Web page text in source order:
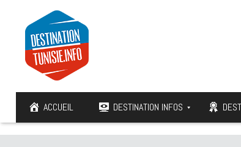
ACCUEIL DESTINATION INFOS